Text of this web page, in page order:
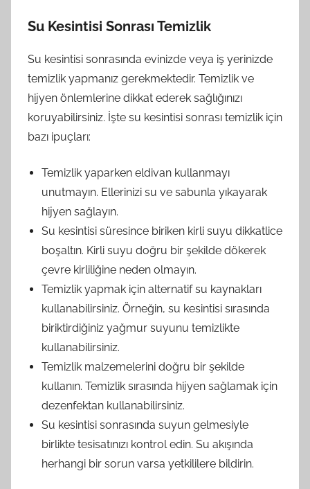
Su Kesintisi Sonrası Temizlik
Su kesintisi sonrasında evinizde veya iş yerinizde
temizlik yapmanız gerekmektedir. Temizlik ve
hijyen önlemlerine dikkat ederek sağlığınızı
koruyabilirsiniz. İşte su kesintisi sonrası temizlik için
bazı ipuçları:
Temizlik yaparken eldivan kullanmayı
unutmayın. Ellerinizi su ve sabunla yıkayarak
hijyen sağlayın.
Su kesintisi süresince biriken kirli suyu dikkatlice
boşaltın. Kirli suyu doğru bir şekilde dökerek
çevre kirliliğine neden olmayın.
Temizlik yapmak için alternatif su kaynakları
kullanabilirsiniz. Örneğin, su kesintisi sırasında
biriktirdiğiniz yağmur suyunu temizlikte
kullanabilirsiniz.
Temizlik malzemelerini doğru bir şekilde
kullanın. Temizlik sırasında hijyen sağlamak için
dezenfektan kullanabilirsiniz.
Su kesintisi sonrasında suyun gelmesiyle
birlikte tesisatınızı kontrol edin. Su akışında
herhangi bir sorun varsa yetkililere bildirin.